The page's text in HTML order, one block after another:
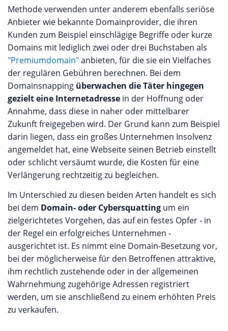
Methode verwenden unter anderem ebenfalls seriöse
Anbieter wie bekannte Domainprovider, die ihren
Kunden zum Beispiel einschlägige Begriffe oder kurze
Domains mit lediglich zwei oder drei Buchstaben als
"Premiumdomain"anbieten, für die sie ein Vielfaches
der regulären Gebühren berechnen. Bei dem
Domainsnapping überwachen die Täter hingegen
gezielt eine Internetadresse in der Hoffnung oder
Annahme, dass diese in naher oder mittelbarer
Zukunft freigegeben wird. Der Grund kann zum Beispiel
darin liegen, dass ein großes Unternehmen Insolvenz
angemeldet hat, eine Webseite seinen Betrieb einstellt
oder schlicht versäumt wurde, die Kosten für eine
Verlängerung rechtzeitig zu begleichen.
Im Unterschied zu diesen beiden Arten handelt es sich
bei dem Domain- oder Cybersquatting um ein
zielgerichtetes Vorgehen, das auf ein festes Opfer - in
der Regel ein erfolgreiches Unternehmen -
ausgerichtet ist. Es nimmt eine Domain-Besetzung vor,
bei der möglicherweise für den Betroffenen attraktive,
ihm rechtlich zustehende oder in der allgemeinen
Wahrnehmung zugehörige Adressen registriert
werden, um sie anschließend zu einem erhöhten Preis
zu verkaufen.